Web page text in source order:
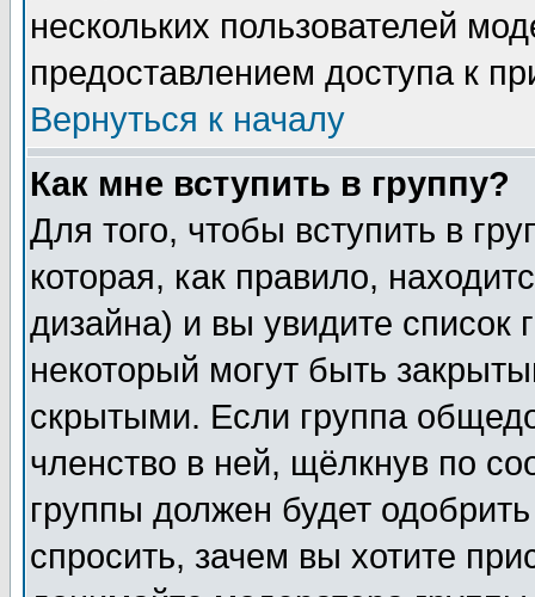
нескольких пользователей
предоставлением доступа к
Вернуться к началу
Как мне вступить в группу?
Для того, чтобы вступить в
которая, как правило,
дизайна) и вы увидите список
некоторый могут быть
скрытыми. Если группа
членство в ней, щёлкнув по
группы должен будет
спросить, зачем вы хотите